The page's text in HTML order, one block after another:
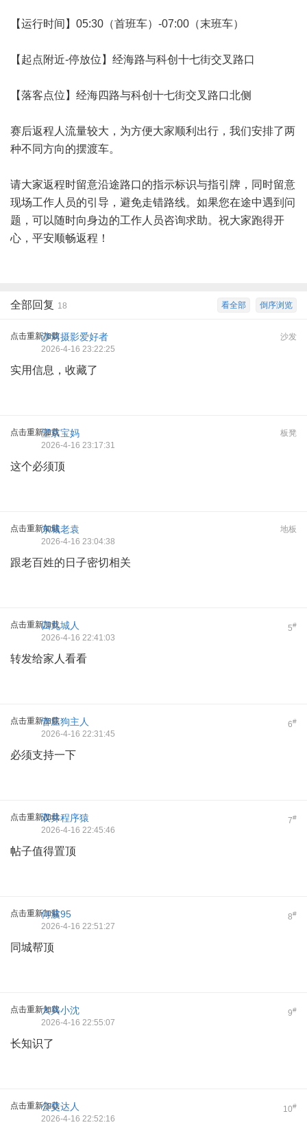
【运行时间】05:30（首班车）-07:00（末班车）
【起点附近-停放位】经海路与科创十七街交叉路口
【落客点位】经海四路与科创十七街交叉路口北侧
赛后返程人流量较大，为方便大家顺利出行，我们安排了两
种不同方向的摆渡车。
请大家返程时留意沿途路口的指示标识与指引牌，同时留意
现场工作人员的引导，避免走错路线。如果您在途中遇到问
题，可以随时向身边的工作人员咨询求助。祝大家跑得开
心，平安顺畅返程！
倒序浏览
看全部
全部回复 18
点击重新加载 沙发
沙河摄影爱好者
2026-4-16 23:22:25
实用信息，收藏了
点击重新加载 板凳
望京宝妈
2026-4-16 23:17:31
这个必须顶
点击重新加载 地板
东城老袁
2026-4-16 23:04:38
跟老百姓的日子密切相关
点击重新加载 5#
四九城人
2026-4-16 22:41:03
转发给家人看看
点击重新加载 6#
管庄狗主人
2026-4-16 22:31:45
必须支持一下
点击重新加载 7#
双井程序猿
2026-4-16 22:45:46
帖子值得置顶
点击重新加载 8#
何波95
2026-4-16 22:51:27
同城帮顶
点击重新加载 9#
大兴小沈
2026-4-16 22:55:07
长知识了
点击重新加载 10#
公交达人
2026-4-16 22:52:16